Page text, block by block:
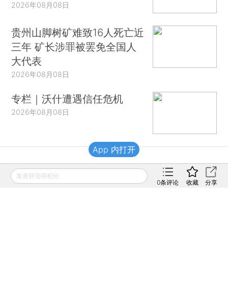
2026年08月08日
贵州山脚树矿难致16人死亡近
三年 矿长涉罪被罢免全国人
大代表
2026年08月08日
专栏｜沃什遭遇信任危机
2026年08月08日
财新移动
发表评论得积分
0条评论 收藏 分享
App 内打开